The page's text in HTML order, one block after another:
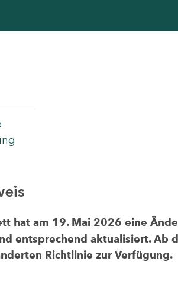
hat am 19. Mai 2026 eine
entsprechend aktualisiert.
Richtlinie zur Verfügung.